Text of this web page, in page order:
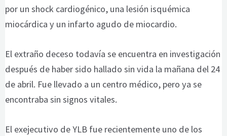
por un shock cardiogénico, una lesión isquémica
miocárdica y un infarto agudo de miocardio.
El extraño deceso todavía se encuentra en investigación
después de haber sido hallado sin vida la mañana del 24
de abril. Fue llevado a un centro médico, pero ya se
encontraba sin signos vitales.
El exejecutivo de YLB fue recientemente uno de los